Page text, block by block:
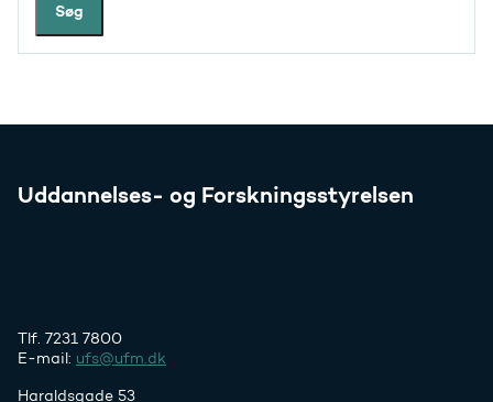
Søg
Uddannelses- og Forskningsstyrelsen
Tlf. 7231 7800
E-mail: ufs@ufm.dk
Haraldsgade 53